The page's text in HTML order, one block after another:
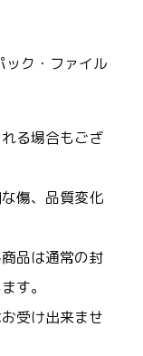
ック・ファイル
る場合もござ
傷、品質変化
品は通常の封
す。
受け出来ませ